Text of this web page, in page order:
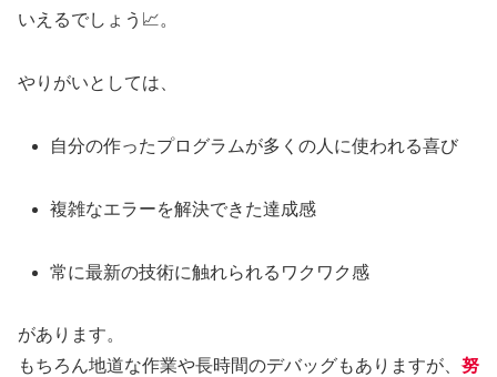
いえるでしょう📈。
やりがいとしては、
自分の作ったプログラムが多くの人に使われる喜び
複雑なエラーを解決できた達成感
常に最新の技術に触れられるワクワク感
があります。
もちろん地道な作業や長時間のデバッグもありますが、努